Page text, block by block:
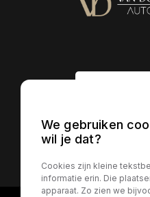
We gebruiken
wil je dat?
Cookies zijn kleine
informatie erin. Die
apparaat. Zo zien we